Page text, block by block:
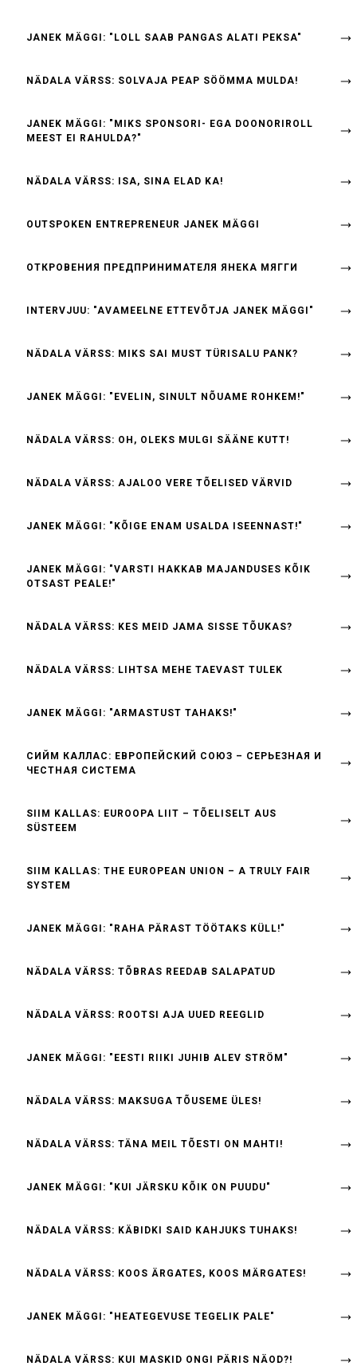
JANEK MÄGGI: "LOLL SAAB PANGAS ALATI PEKSA"
NÄDALA VÄRSS: SOLVAJA PEAP SÖÖMMA MULDA!
JANEK MÄGGI: "MIKS SPONSORI- EGA DOONORIROLL
MEEST EI RAHULDA?"
NÄDALA VÄRSS: ISA, SINA ELAD KA!
OUTSPOKEN ENTREPRENEUR JANEK MÄGGI
ОТКРОВЕНИЯ ПРЕДПРИНИМАТЕЛЯ ЯНЕКА МЯГГИ
INTERVJUU: "AVAMEELNE ETTEVÕTJA JANEK MÄGGI"
NÄDALA VÄRSS: MIKS SAI MUST TÜRISALU PANK?
JANEK MÄGGI: "EVELIN, SINULT NÕUAME ROHKEM!"
NÄDALA VÄRSS: OH, OLEKS MULGI SÄÄNE KUTT!
NÄDALA VÄRSS: AJALOO VERE TÕELISED VÄRVID
JANEK MÄGGI: "KÕIGE ENAM USALDA ISEENNAST!"
JANEK MÄGGI: "VARSTI HAKKAB MAJANDUSES KÕIK
OTSAST PEALE!"
NÄDALA VÄRSS: KES MEID JAMA SISSE TÕUKAS?
NÄDALA VÄRSS: LIHTSA MEHE TAEVAST TULEK
JANEK MÄGGI: "ARMASTUST TAHAKS!"
СИЙМ КАЛЛАС: ЕВРОПЕЙСКИЙ СОЮЗ – СЕРЬЕЗНАЯ И
ЧЕСТНАЯ СИСТЕМА
SIIM KALLAS: EUROOPA LIIT – TÕELISELT AUS
SÜSTEEM
SIIM KALLAS: THE EUROPEAN UNION – A TRULY FAIR
SYSTEM
JANEK MÄGGI: "RAHA PÄRAST TÖÖTAKS KÜLL!"
NÄDALA VÄRSS: TÕBRAS REEDAB SALAPATUD
NÄDALA VÄRSS: ROOTSI AJA UUED REEGLID
JANEK MÄGGI: "EESTI RIIKI JUHIB ALEV STRÖM"
NÄDALA VÄRSS: MAKSUGA TÕUSEME ÜLES!
NÄDALA VÄRSS: TÄNA MEIL TÕESTI ON MAHTI!
JANEK MÄGGI: "KUI JÄRSKU KÕIK ON PUUDU"
NÄDALA VÄRSS: KÄBIDKI SAID KAHJUKS TUHAKS!
NÄDALA VÄRSS: KOOS ÄRGATES, KOOS MÄRGATES!
JANEK MÄGGI: "HEATEGEVUSE TEGELIK PALE"
NÄDALA VÄRSS: KUI MASKID ONGI PÄRIS NÄOD?!